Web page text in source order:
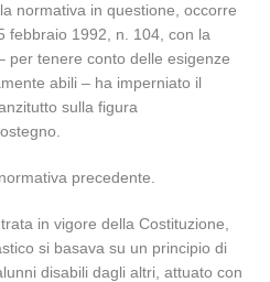
normativa in questione, occorre
febbraio 1992, n. 104, con la
per tenere conto delle esigenze
abili – ha imperniato il
sulla figura
precedente.
in vigore della Costituzione,
si basava su un principio di
disabili dagli altri, attuato con